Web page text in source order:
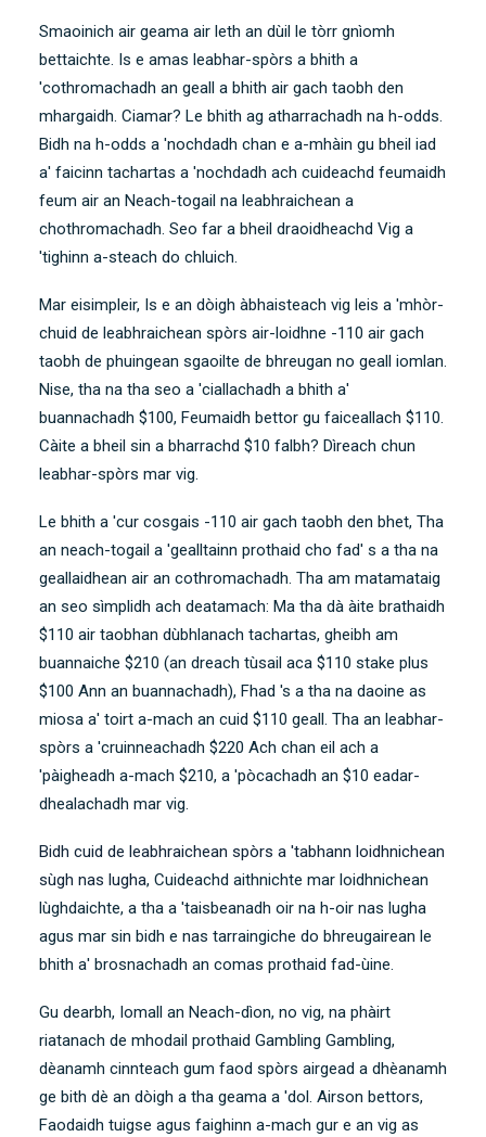
Smaoinich air geama air leth an dùil le tòrr gnìomh
bettaichte. Is e amas leabhar-spòrs a bhith a
'cothromachadh an geall a bhith air gach taobh den
mhargaidh. Ciamar? Le bhith ag atharrachadh na h-odds.
Bidh na h-odds a 'nochdadh chan e a-mhàin gu bheil iad
a' faicinn tachartas a 'nochdadh ach cuideachd feumaidh
feum air an Neach-togail na leabhraichean a
chothromachadh. Seo far a bheil draoidheachd Vig a
'tighinn a-steach do chluich.
Mar eisimpleir, Is e an dòigh àbhaisteach vig leis a 'mhòr-
chuid de leabhraichean spòrs air-loidhne -110 air gach
taobh de phuingean sgaoilte de bhreugan no geall iomlan.
Nise, tha na tha seo a 'ciallachadh a bhith a'
buannachadh $100, Feumaidh bettor gu faiceallach $110.
Càite a bheil sin a bharrachd $10 falbh? Dìreach chun
leabhar-spòrs mar vig.
Le bhith a 'cur cosgais -110 air gach taobh den bhet, Tha
an neach-togail a 'gealltainn prothaid cho fad' s a tha na
geallaidhean air an cothromachadh. Tha am matamataig
an seo sìmplidh ach deatamach: Ma tha dà àite brathaidh
$110 air taobhan dùbhlanach tachartas, gheibh am
buannaiche $210 (an dreach tùsail aca $110 stake plus
$100 Ann an buannachadh), Fhad 's a tha na daoine as
miosa a' toirt a-mach an cuid $110 geall. Tha an leabhar-
spòrs a 'cruinneachadh $220 Ach chan eil ach a
'pàigheadh ​​a-mach $210, a 'pòcachadh an $10 eadar-
dhealachadh mar vig.
Bidh cuid de leabhraichean spòrs a 'tabhann loidhnichean
sùgh nas lugha, Cuideachd aithnichte mar loidhnichean
lùghdaichte, a tha a 'taisbeanadh oir na h-oir nas lugha
agus mar sin bidh e nas tarraingiche do bhreugairean le
bhith a' brosnachadh an comas prothaid fad-ùine.
Gu dearbh, Iomall an Neach-dìon, no vig, na phàirt
riatanach de mhodail prothaid Gambling Gambling,
dèanamh cinnteach gum faod spòrs airgead a dhèanamh
ge bith dè an dòigh a tha geama a 'dol. Airson bettors,
Faodaidh tuigse agus faighinn a-mach gur e an vig as